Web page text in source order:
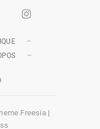
WhatsappInstagram
Freesia |